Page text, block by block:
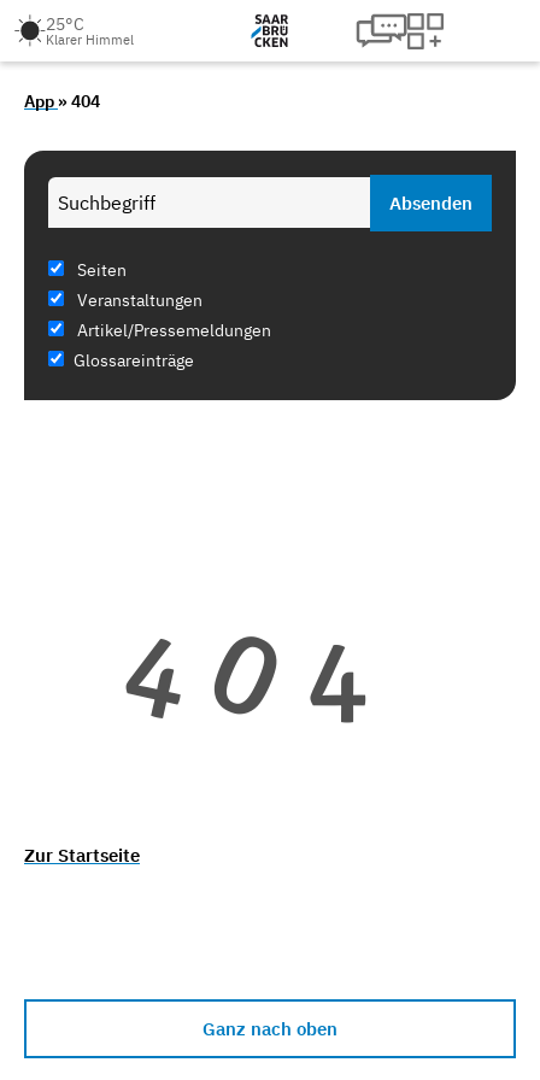
25°C
Klarer Himmel
App » 404
Seiten
Veranstaltungen
Artikel/Pressemeldungen
Glossareinträge
Zur Startseite
Ganz nach oben